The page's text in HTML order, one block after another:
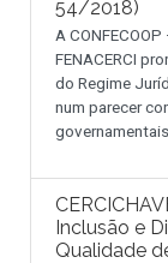
54/2018)
A
FENACERCI
do Regime
num parecer
governamentais.
Inclusão e
Qualidade